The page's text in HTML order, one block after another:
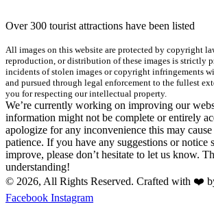
Over 300 tourist attractions have been listed
All images on this website are protected by copyright
reproduction, or distribution of these images is strictly
incidents of stolen images or copyright infringements
and pursued through legal enforcement to the fullest
you for respecting our intellectual property.
We’re currently working on improving our
information might not be complete or entirely
apologize for any inconvenience this may
patience. If you have any suggestions or notice
improve, please don’t hesitate to let us know.
understanding!
© 2026, All Rights Reserved. Crafted with ❤️
Facebook Instagram